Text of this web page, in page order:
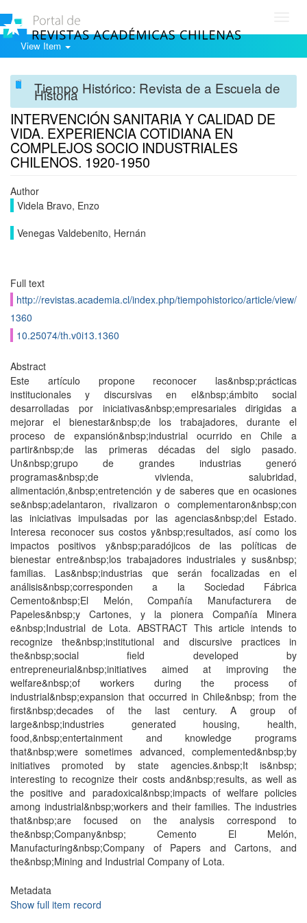
View Item
Tiempo Histórico: Revista de a Escuela de
Historia
INTERVENCIÓN SANITARIA Y CALIDAD DE
VIDA. EXPERIENCIA COTIDIANA EN
COMPLEJOS SOCIO INDUSTRIALES
CHILENOS. 1920-1950
Author
Videla Bravo, Enzo
Venegas Valdebenito, Hernán
Full text
http://revistas.academia.cl/index.php/tiempohistorico/article/view/
1360
10.25074/th.v0i13.1360
Abstract
Este artículo propone reconocer las&nbsp;prácticas
institucionales y discursivas en el&nbsp;ámbito social
desarrolladas por iniciativas&nbsp;empresariales dirigidas a
mejorar el bienestar&nbsp;de los trabajadores, durante el
proceso de expansión&nbsp;industrial ocurrido en Chile a
partir&nbsp;de las primeras décadas del siglo pasado.
Un&nbsp;grupo de grandes industrias generó
programas&nbsp;de vivienda, salubridad,
alimentación,&nbsp;entretención y de saberes que en ocasiones
se&nbsp;adelantaron, rivalizaron o complementaron&nbsp;con
las iniciativas impulsadas por las agencias&nbsp;del Estado.
Interesa reconocer sus costos y&nbsp;resultados, así como los
impactos positivos y&nbsp;paradójicos de las políticas de
bienestar entre&nbsp;los trabajadores industriales y sus&nbsp;
familias. Las&nbsp;industrias que serán focalizadas en el
análisis&nbsp;corresponden a la Sociedad Fábrica
Cemento&nbsp;El Melón, Compañía Manufacturera de
Papeles&nbsp;y Cartones, y la pionera Compañía Minera
e&nbsp;Industrial de Lota. ABSTRACT This article intends to
recognize the&nbsp;institutional and discursive practices in
the&nbsp;social field developed by
entrepreneurial&nbsp;initiatives aimed at improving the
welfare&nbsp;of workers during the process of
industrial&nbsp;expansion that occurred in Chile&nbsp; from the
first&nbsp;decades of the last century. A group of
large&nbsp;industries generated housing, health,
food,&nbsp;entertainment and knowledge programs
that&nbsp;were sometimes advanced, complemented&nbsp;by
initiatives promoted by state agencies.&nbsp;It is&nbsp;
interesting to recognize their costs and&nbsp;results, as well as
the positive and paradoxical&nbsp;impacts of welfare policies
among industrial&nbsp;workers and their families. The industries
that&nbsp;are focused on the analysis correspond to
the&nbsp;Company&nbsp; Cemento El Melón,
Manufacturing&nbsp;Company of Papers and Cartons, and
the&nbsp;Mining and Industrial Company of Lota.
Metadata
Show full item record